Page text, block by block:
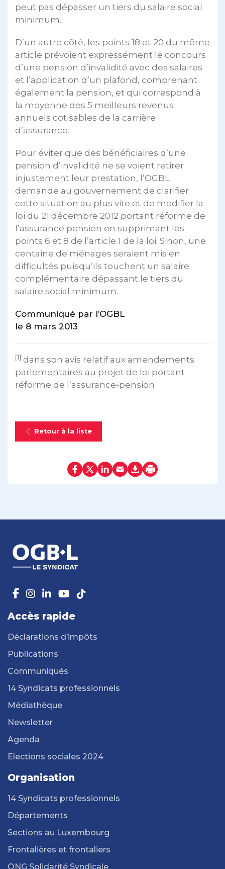
peut pas dépasser un tiers du salaire social
minimum.
D’un autre côté, les points 18 et 20 du même
article prévoient expressément le concours
d’une pension d’invalidité avec des salaires
et l’application d’un plafond, comprenant
également la pension, et qui correspond à
la moyenne des 5 meilleurs revenus
annuels cotisables de la carrière
d’assurance.
Pour éviter que des bénéficiaires d’une
pension d’invalidité ne se voient retirer
injustement leur prestation, l’OGBL
demande au gouvernement de clarifier
cette situation au plus vite et de modifier la
loi du 21 décembre 2012 portant réforme de
l’assurance pension en supprimant les
points 6 et 8 de l’article 1 de la loi. Sinon, une
centaine de ménages seraient mis en
difficultés puisqu’ils touchent un salaire
complémentaire dépassant le tiers du
salaire social minimum.
Communiqué par l’OGBL
le 8 mars 2013
[1] dans son avis relatif aux amendements
parlementaires au projet de loi portant
réforme de l’assurance-pension
Retour à la liste
Accès rapide
Déclarations d’impôts
Publications
Communiqués
14 Syndicats professionnels
Médiathèque
Newsletter
Agenda
Elections sociales 2024
Organisation
14 Syndicats professionnels
Départements
Sections au Luxembourg
Frontalières et frontaliers
ONG Solidarité Syndicale